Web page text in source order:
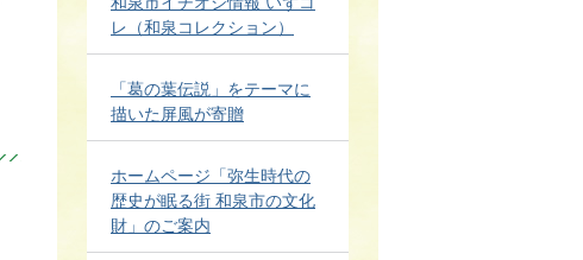
レ（和泉コレクション）
「葛の葉伝説」をテーマに
描いた屏風が寄贈
ホームページ「弥生時代の
歴史が眠る街 和泉市の文化
財」のご案内